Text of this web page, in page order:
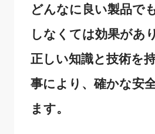
どんなに良い製品で
しなくては効果があ
正しい知識と技術を
事により、確かな安
ます。